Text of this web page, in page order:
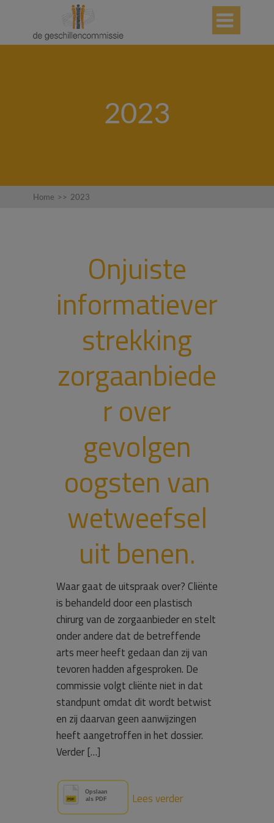

2023
Home >> 2023
Onjuiste
informatiever
strekking
zorgaanbiede
r over
gevolgen
oogsten van
wetweefsel
uit benen.
Waar gaat de uitspraak over? Cliënte
is behandeld door een plastisch
chirurg van de zorgaanbieder en stelt
onder andere dat de betreffende
arts meer heeft gedaan dan zij van
tevoren hadden afgesproken. De
commissie volgt cliënte niet in dat
standpunt omdat dit wordt betwist
en zij daarvan geen aanwijzingen
heeft aangetroffen in het dossier.
Verder […]
Lees verder